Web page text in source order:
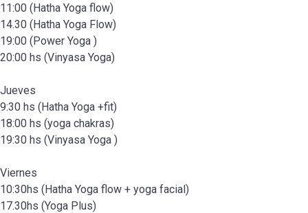
11:00 (Hatha Yoga flow)
14.30 (Hatha Yoga Flow)
19:00 (Power Yoga )
20:00 hs (Vinyasa Yoga)
Jueves
9:30 hs (Hatha Yoga +fit)
18:00 hs (yoga chakras)
19:30 hs (Vinyasa Yoga )
Viernes
10:30hs (Hatha Yoga flow + yoga facial)
17.30hs (Yoga Plus)